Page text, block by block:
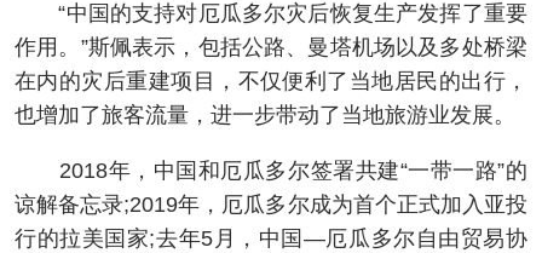
“中国的支持对厄瓜多尔灾后恢复生产发挥了重要
作用。”斯佩表示，包括公路、曼塔机场以及多处桥梁
在内的灾后重建项目，不仅便利了当地居民的出行，
也增加了旅客流量，进一步带动了当地旅游业发展。
2018年，中国和厄瓜多尔签署共建“一带一路”的
谅解备忘录;2019年，厄瓜多尔成为首个正式加入亚投
行的拉美国家;去年5月，中国—厄瓜多尔自由贸易协